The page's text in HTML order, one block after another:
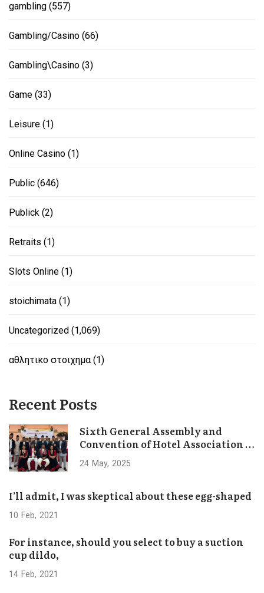
gambling (557)
Gambling/Casino (66)
Gambling\Casino (3)
Game (33)
Leisure (1)
Online Casino (1)
Public (646)
Publick (2)
Retraits (1)
Slots Online (1)
stoichimata (1)
Uncategorized (1,069)
αθλητικο στοιχημα(1)
Recent Posts
Sixth General Assembly and
Convention of Hotel Association of
Bhaktapur Concludes Successfully
24 May 2025
I’ll admit, I was skeptical about these egg-shaped
10 Feb 2021
For instance, should you select to buy a suction
cup dildo,
14 Feb 2021